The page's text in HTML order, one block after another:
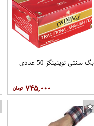
بگ سنتی توینینگز 50 عددی
۷۴۵,۰۰۰